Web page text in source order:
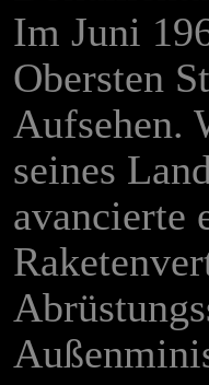
Im Juni
Obersten
Aufsehen.
seines
avancierte